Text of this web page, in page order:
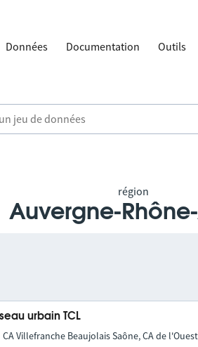
Données Documentation Outils
région
Auvergne-
urbain TCL
CA Villefranche Beaujolais Saône, CA de